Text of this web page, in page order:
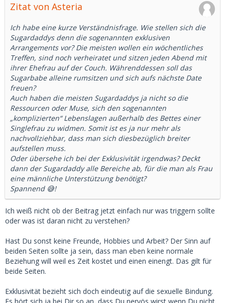
Zitat von Asteria
Ich habe eine kurze Verständnisfrage. Wie stellen sich die
Sugardaddys denn die sogenannten exklusiven
Arrangements vor? Die meisten wollen ein wöchentliches
Treffen, sind noch verheiratet und sitzen jeden Abend mit
ihrer Ehefrau auf der Couch. Währenddessen soll das
Sugarbabe alleine rumsitzen und sich aufs nächste Date
freuen?
Auch haben die meisten Sugardaddys ja nicht so die
Ressourcen oder Muse, sich den sogenannten
„komplizierten“ Lebenslagen außerhalb des Bettes einer
Singlefrau zu widmen. Somit ist es ja nur mehr als
nachvollziehbar, dass man sich diesbezüglich breiter
aufstellen muss.
Oder übersehe ich bei der Exklusivität irgendwas? Deckt
dann der Sugardaddy alle Bereiche ab, für die man als Frau
eine männliche Unterstützung benötigt?
Spannend 😅!
Ich weiß nicht ob der Beitrag jetzt einfach nur was triggern sollte
oder was ist daran nicht zu verstehen?
Hast Du sonst keine Freunde, Hobbies und Arbeit? Der Sinn auf
beiden Seiten sollte ja sein, dass man eben keine normale
Beziehung will weil es Zeit kostet und einen einengt. Das gilt für
beide Seiten.
Exklusivität bezieht sich doch eindeutig auf die sexuelle Bindung.